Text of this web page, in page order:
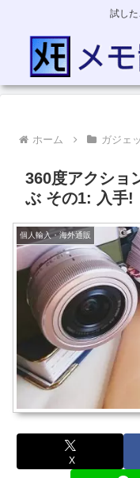
試し
ホーム ガジェ
360度アクショ
ぶ その1: 入手!
個人輸入・海外通販
X